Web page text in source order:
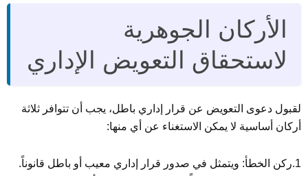
الأركان الجوهرية
لاستحقاق التعويض الإداري
لقبول دعوى التعويض عن قرار إداري باطل، يجب أن تتوافر ثلاثة
أركان أساسية لا يمكن الاستغناء عن أي منها:
1.ركن الخطأ: ويتمثل في صدور قرار إداري معيب أو باطل قانوناً.